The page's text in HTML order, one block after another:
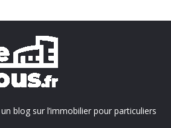
blog sur l’immobilier pour particuliers